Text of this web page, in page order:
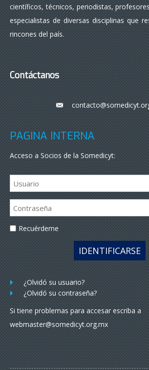
científicos, técnicos, periodistas,
especialistas de diversas disciplinas que
rincones del país.
Contáctanos
___
PÁGINA INTERNA
Acceso a Socios de la Somedicyt:
Recuérdeme
IDENTIFICARSE
¿Olvidó su usuario?
¿Olvidó su contraseña?
Si tiene problemas para accesar escriba a
webmaster@somedicyt.org.mx